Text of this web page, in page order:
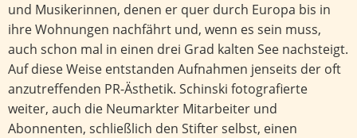
und Musikerinnen, denen er quer durch Europa bis in
ihre Wohnungen nachfährt und, wenn es sein muss,
auch schon mal in einen drei Grad kalten See nachsteigt.
Auf diese Weise entstanden Aufnahmen jenseits der oft
anzutreffenden PR-Ästhetik. Schinski fotografierte
weiter, auch die Neumarkter Mitarbeiter und
Abonnenten, schließlich den Stifter selbst, einen